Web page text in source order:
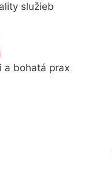
služieb
a bohatá prax